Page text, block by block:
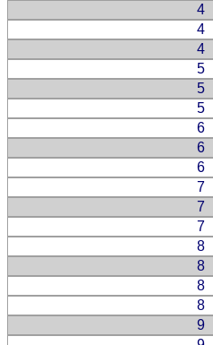
4
4
4
5
5
5
6
6
6
7
7
7
8
8
8
8
9